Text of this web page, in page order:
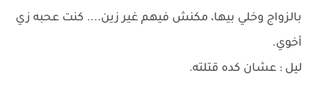
بالزواج وخلي بيها، مكنش فيهم غير زين.... كنت عحبه زي
أخوي.
ليل : عشان كده قتلته.